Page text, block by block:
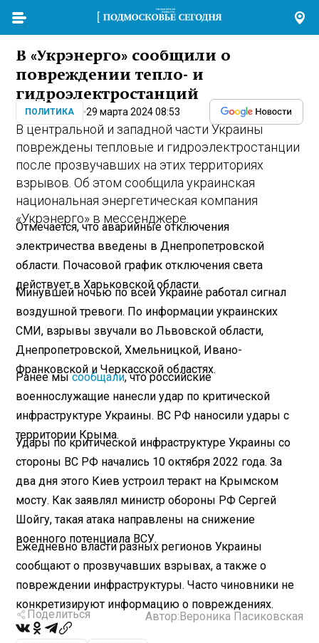
В «Укрэнерго» сообщили о
повреждении тепло- и
гидроэлектростанций
ПОЛИТИКА 29 марта 2024 08:53
В центральной и западной части Украины
повреждены тепловые и гидроэлектростанции
после прозвучавших на этих территориях
взрывов. Об этом сообщила украинская
национальная энергетическая компания
«Укрэнерго» в мессенджере.
Отмечается, что аварийные отключения
электричества введены в Днепропетровской
области. Почасовой график отключения света
действует в Харьковской области.
Минувшей ночью по всей Украине работал сигнал
воздушной тревоги. По информации украинских
СМИ, взрывы звучали во Львовской области,
Днепропетровской, Хмельницкой, Ивано-
Франковской и Черкасской областях.
Ранее мысообщали, что российские
военнослужащие нанесли удар по критической
инфраструктуре Украины. ВС РФ наносили удары с
территории Крыма.
Удары по критической инфраструктуре Украины со
стороны ВС РФ начались 10 октября 2022 года. За
два дня этого Киев устроил теракт на Крымском
мосту. Как заявлял министр обороны РФ Сергей
Шойгу, такая атака направлены на снижение
военного потенциала ВСУ.
Ежедневно власти разных регионов Украины
сообщают о прозвучавших взрывах, а также о
повреждении инфраструктуры. Часто чиновники не
конкретизируют информацию о повреждениях.
Поделиться Автор:Вероника Пасиковская